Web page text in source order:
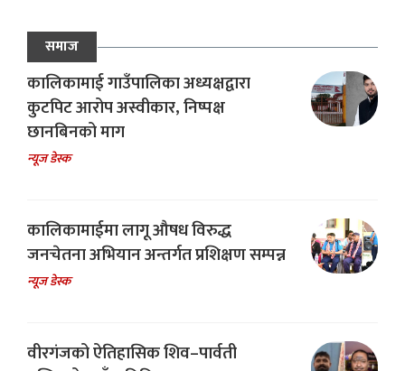
समाज
कालिकामाई गाउँपालिका अध्यक्षद्वारा
कुटपिट आरोप अस्वीकार, निष्पक्ष
छानबिनको माग
न्यूज डेस्क
कालिकामाईमा लागू औषध विरुद्ध
जनचेतना अभियान अन्तर्गत प्रशिक्षण सम्पन्न
न्यूज डेस्क
वीरगंजको ऐतिहासिक शिव–पार्वती